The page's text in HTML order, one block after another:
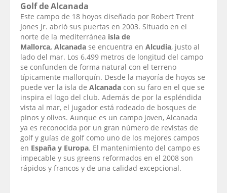
Golf de Alcanada
Este campo de 18 hoyos diseñado por Robert Trent
Jones Jr. abrió sus puertas en 2003. Situado en el
norte de la mediterránea isla de
Mallorca, Alcanada se encuentra en Alcudia, justo al
lado del mar. Los 6.499 metros de longitud del campo
se confunden de forma natural con el terreno
típicamente mallorquín. Desde la mayoría de hoyos se
puede ver la isla de Alcanada con su faro en el que se
inspira el logo del club. Además de por la espléndida
vista al mar, el jugador está rodeado de bosques de
pinos y olivos. Aunque es un campo joven, Alcanada
ya es reconocida por un gran número de revistas de
golf y guías de golf como uno de los mejores campos
en España y Europa. El mantenimiento del campo es
impecable y sus greens reformados en el 2008 son
rápidos y francos y de una calidad excepcional.